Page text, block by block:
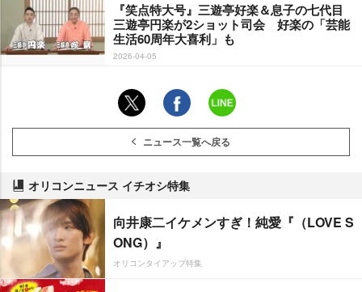
『笑点特大号』三遊亭好楽＆息子の七代目
三遊亭円楽が2ショット司会 好楽の「芸能
生活60周年大喜利」も
2026-04-05
ニュース一覧へ戻る
オリコンニュース イチオシ特集
向井康二イケメンすぎ！純愛『（LOVE S
ONG）』
オリコンタイアップ特集